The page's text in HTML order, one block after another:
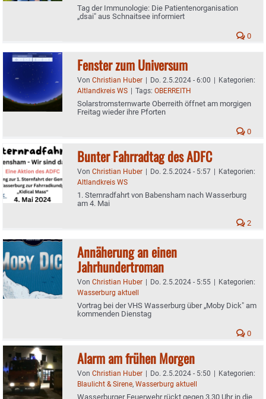
Tag der Immunologie: Die Patientenorganisation
„dsai" aus Schnaitsee informiert
0
Fenster zum Universum
Von Christian Huber | Do. 2.5.2024 - 6:00 | Kategorien:
Altlandkreis WS | Tags: OBERREITH
Solarstromsternwarte Oberreith öffnet am morgigen
Freitag wieder ihre Pforten
0
Bunter Fahrradtag des ADFC
Von Christian Huber | Do. 2.5.2024 - 5:57 | Kategorien:
Altlandkreis WS
1. Sternradfahrt von Babensham nach Wasserburg
am 4. Mai
2
Annäherung an einen
Jahrhundertroman
Von Christian Huber | Do. 2.5.2024 - 5:55 | Kategorien:
Wasserburg aktuell
Vortrag bei der VHS Wasserburg über „Moby Dick" am
kommenden Dienstag
0
Alarm am frühen Morgen
Von Christian Huber | Do. 2.5.2024 - 5:50 | Kategorien:
Blaulicht & Sirene, Wasserburg aktuell
Wasserburger Feuerwehr rückt gegen 3.30 Uhr in die